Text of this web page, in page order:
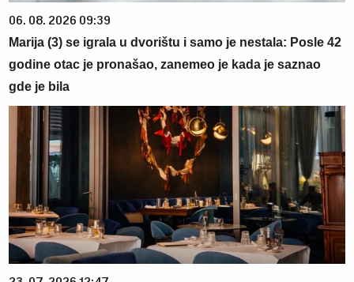
06. 08. 2026 09:39
Marija (3) se igrala u dvorištu i samo je nestala: Posle 42
godine otac je pronašao, zanemeo je kada je saznao
gde je bila